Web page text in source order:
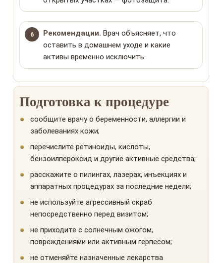
Рекомендации. Врач объясняет, что
оставить в домашнем уходе и какие
активы временно исключить.
Подготовка к процедуре
сообщите врачу о беременности, аллергии и
заболеваниях кожи;
перечислите ретиноиды, кислоты,
бензоилпероксид и другие активные средства;
расскажите о пилингах, лазерах, инъекциях и
аппаратных процедурах за последние недели;
не используйте агрессивный скраб
непосредственно перед визитом;
не приходите с солнечным ожогом,
повреждениями или активным герпесом;
не отменяйте назначенные лекарства